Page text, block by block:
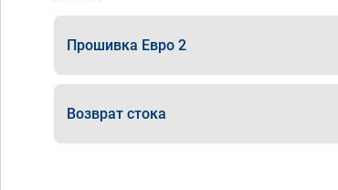
Прошивка Евро 2
Возврат стока